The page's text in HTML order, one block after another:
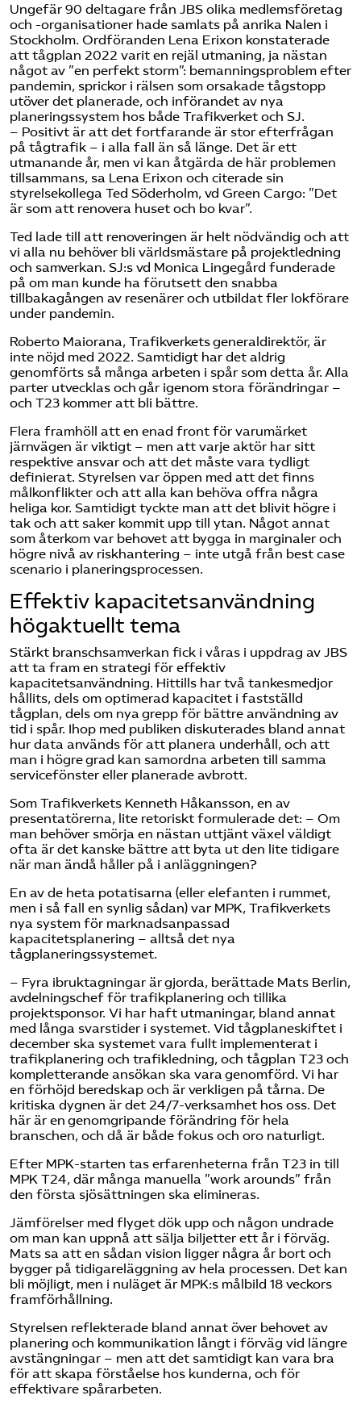
Ungefär 90 deltagare från JBS olika medlemsföretag
och -organisationer hade samlats på anrika Nalen i
Stockholm. Ordföranden Lena Erixon konstaterade
att tågplan 2022 varit en rejäl utmaning, ja nästan
något av ”en perfekt storm”: bemanningsproblem efter
pandemin, sprickor i rälsen som orsakade tågstopp
utöver det planerade, och införandet av nya
planeringssystem hos både Trafikverket och SJ.
– Positivt är att det fortfarande är stor efterfrågan
på tågtrafik – i alla fall än så länge. Det är ett
utmanande år, men vi kan åtgärda de här problemen
tillsammans, sa Lena Erixon och citerade sin
styrelsekollega Ted Söderholm, vd Green Cargo: ”Det
är som att renovera huset och bo kvar”.
Ted lade till att renoveringen är helt nödvändig och att
vi alla nu behöver bli världsmästare på projektledning
och samverkan. SJ:s vd Monica Lingegård funderade
på om man kunde ha förutsett den snabba
tillbakagången av resenärer och utbildat fler lokförare
under pandemin.
Roberto Maiorana, Trafikverkets generaldirektör, är
inte nöjd med 2022. Samtidigt har det aldrig
genomförts så många arbeten i spår som detta år. Alla
parter utvecklas och går igenom stora förändringar –
och T23 kommer att bli bättre.
Flera framhöll att en enad front för varumärket
järnvägen är viktigt – men att varje aktör har sitt
respektive ansvar och att det måste vara tydligt
definierat. Styrelsen var öppen med att det finns
målkonflikter och att alla kan behöva offra några
heliga kor. Samtidigt tyckte man att det blivit högre i
tak och att saker kommit upp till ytan. Något annat
som återkom var behovet att bygga in marginaler och
högre nivå av riskhantering – inte utgå från best case
scenario i planeringsprocessen.
Effektiv kapacitetsanvändning
högaktuellt tema
Stärkt branschsamverkan fick i våras i uppdrag av JBS
att ta fram en strategi för effektiv
kapacitetsanvändning. Hittills har två tankesmedjor
hållits, dels om optimerad kapacitet i fastställd
tågplan, dels om nya grepp för bättre användning av
tid i spår. Ihop med publiken diskuterades bland annat
hur data används för att planera underhåll, och att
man i högre grad kan samordna arbeten till samma
servicefönster eller planerade avbrott.
Som Trafikverkets Kenneth Håkansson, en av
presentatörerna, lite retoriskt formulerade det: – Om
man behöver smörja en nästan uttjänt växel väldigt
ofta är det kanske bättre att byta ut den lite tidigare
när man ändå håller på i anläggningen?
En av de heta potatisarna (eller elefanten i rummet,
men i så fall en synlig sådan) var MPK, Trafikverkets
nya system för marknadsanpassad
kapacitetsplanering – alltså det nya
tågplaneringssystemet.
– Fyra ibruktagningar är gjorda, berättade Mats Berlin,
avdelningschef för trafikplanering och tillika
projektsponsor. Vi har haft utmaningar, bland annat
med långa svarstider i systemet. Vid tågplaneskiftet i
december ska systemet vara fullt implementerat i
trafikplanering och trafikledning, och tågplan T23 och
kompletterande ansökan ska vara genomförd. Vi har
en förhöjd beredskap och är verkligen på tårna. De
kritiska dygnen är det 24/7-verksamhet hos oss. Det
här är en genomgripande förändring för hela
branschen, och då är både fokus och oro naturligt.
Efter MPK-starten tas erfarenheterna från T23 in till
MPK T24, där många manuella ”work arounds” från
den första sjösättningen ska elimineras.
Jämförelser med flyget dök upp och någon undrade
om man kan uppnå att sälja biljetter ett år i förväg.
Mats sa att en sådan vision ligger några år bort och
bygger på tidigareläggning av hela processen. Det kan
bli möjligt, men i nuläget är MPK:s målbild 18 veckors
framförhållning.
Styrelsen reflekterade bland annat över behovet av
planering och kommunikation långt i förväg vid längre
avstängningar – men att det samtidigt kan vara bra
för att skapa förståelse hos kunderna, och för
effektivare spårarbeten.